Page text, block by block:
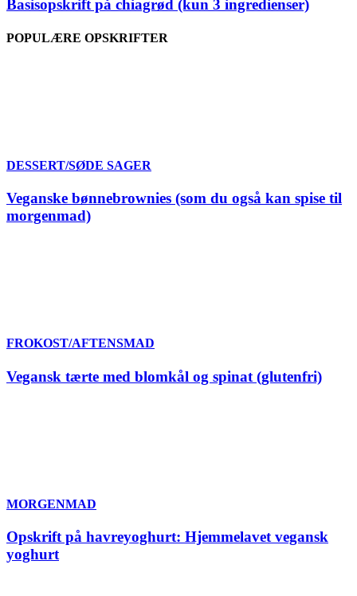
Basisopskrift på chiagrød (kun 3 ingredienser)
POPULÆRE OPSKRIFTER
DESSERT/SØDE SAGER
Veganske bønnebrownies (som du også kan spise til
morgenmad)
FROKOST/AFTENSMAD
Vegansk tærte med blomkål og spinat (glutenfri)
MORGENMAD
Opskrift på havreyoghurt: Hjemmelavet vegansk
yoghurt